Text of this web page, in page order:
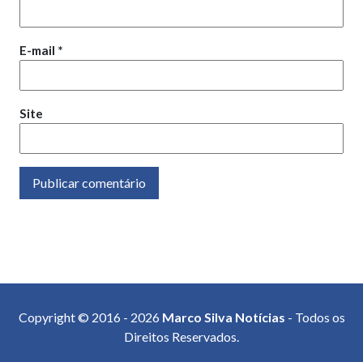
E-mail *
Site
Copyright © 2016 - 2026 Marco Silva Notícias - Todos os
Direitos Reservados.